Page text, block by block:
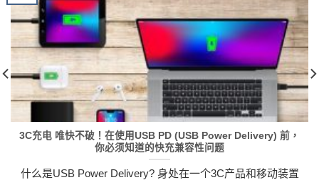
3C充电 唯快不破！在使用USB PD (USB Power Delivery) 前，
你必须知道的快充兼容性问题
什么是USB Power Delivery? 身处在一个3C产品和移动装置